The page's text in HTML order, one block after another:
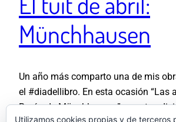
Münchhausen
Un año más comparto una de mis
el #diadellibro. En esta ocasión “Las
Barón de Münchhausen” en esta
Utilizamos cookies propias y de terceros